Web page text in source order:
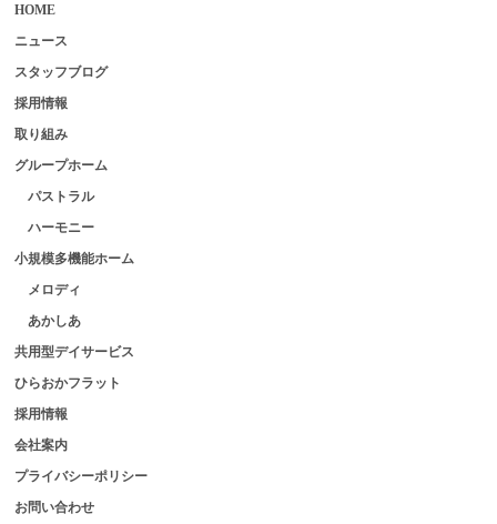
HOME
ニュース
スタッフブログ
採用情報
取り組み
グループホーム
パストラル
ハーモニー
小規模多機能ホーム
メロディ
あかしあ
共用型デイサービス
ひらおかフラット
採用情報
会社案内
プライバシーポリシー
お問い合わせ